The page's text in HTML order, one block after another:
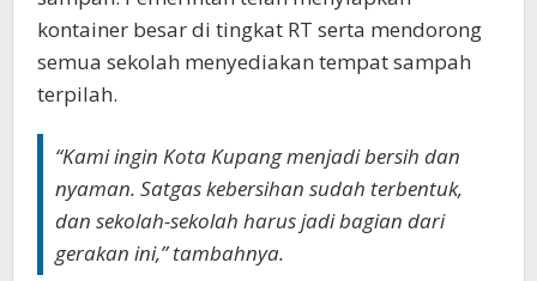
kontainer besar di tingkat RT serta mendorong
semua sekolah menyediakan tempat sampah
terpilah.
“Kami ingin Kota Kupang menjadi bersih dan
nyaman. Satgas kebersihan sudah terbentuk,
dan sekolah-sekolah harus jadi bagian dari
gerakan ini,” tambahnya.